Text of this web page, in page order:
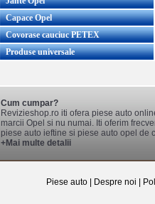
Capace Opel
Covorase cauciuc PETEX
Produse universale
Cum cumpar?
Revizieshop.ro iti ofera piese auto
marcii Opel si nu numai. Iti oferim
piese auto ieftine si piese auto opel de
+Mai multe detalii
Piese auto Despre noi